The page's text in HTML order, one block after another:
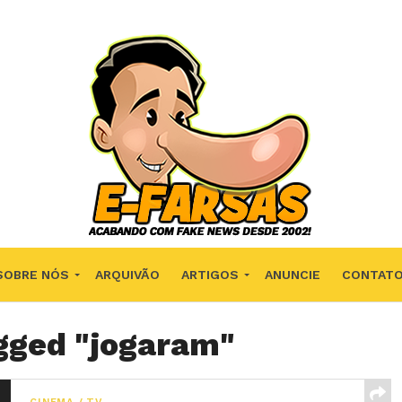
NÓS ARQUIVÃO ARTIGOS ANUNCIE CONTATO
"jogaram"